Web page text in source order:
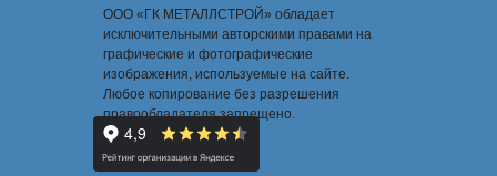
ООО «ГК МЕТАЛЛСТРОЙ» обладает
исключительными авторскими правами на
графические и фотографические
изображения, используемые на сайте.
Любое копирование без разрешения
правообладателя запрещено.